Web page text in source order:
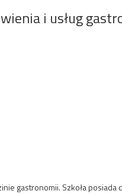
i usług
gastronomii. Szkoła